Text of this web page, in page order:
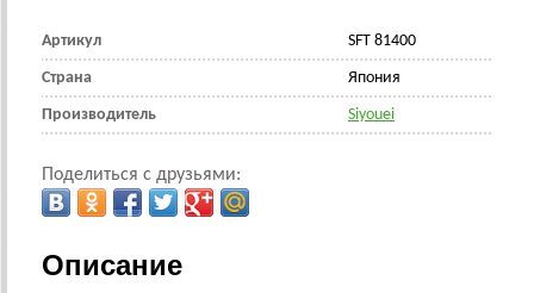
Артикул SFT 81400
Страна Япония
Производитель Siyouei
Поделиться с друзьями:
Описание